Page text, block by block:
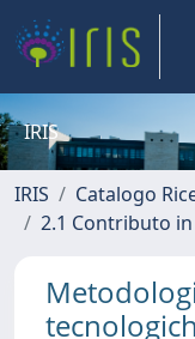
IRIS
IRIS Catalogo
2.1 Contributo